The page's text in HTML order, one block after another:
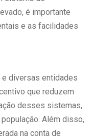
é importante
e as facilidades
diversas entidades
que reduzem
desses sistemas,
Além disso,
na conta de